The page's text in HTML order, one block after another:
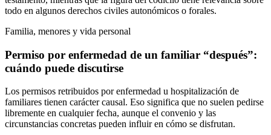
todo en algunos derechos civiles autonómicos o forales.
Familia, menores y vida personal
Permiso por enfermedad de un familiar “después”:
cuándo puede discutirse
Los permisos retribuidos por enfermedad u hospitalización de
familiares tienen carácter causal. Eso significa que no suelen pedirse
libremente en cualquier fecha, aunque el convenio y las
circunstancias concretas pueden influir en cómo se disfrutan.